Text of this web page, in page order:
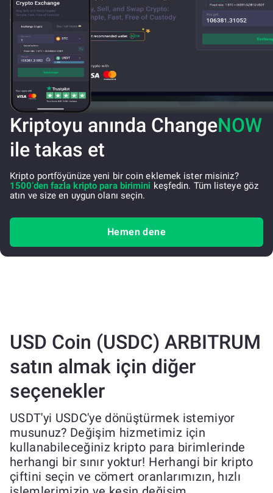
Kriptoyu anında ChangeNOW
ile takas et
Kripto portföyünüze yeni bir coin eklemek ister misiniz?
1500’den fazla kripto para birimini keşfedin. Tüm listeye göz
atın ve size en uygun olanı seçin.
Hemen dene
USD Coin (USDC) ARBITRUM
satın almak için diğer
seçenekler
USDT'yi USDC'ye dönüştürmek istemiyor
musunuz? Değişim hizmetimiz için
kullanabileceğiniz kripto para birimlerinde
herhangi bir sınır yoktur! Herhangi bir kripto
çiftini seçin ve cömert oranlarımızın, hızlı